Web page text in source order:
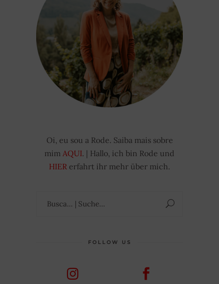
Oi, eu sou a Rode. Saiba mais sobre
mim AQUI. | Hallo, ich bin Rode und
HIER erfahrt ihr mehr über mich.
FOLLOW US